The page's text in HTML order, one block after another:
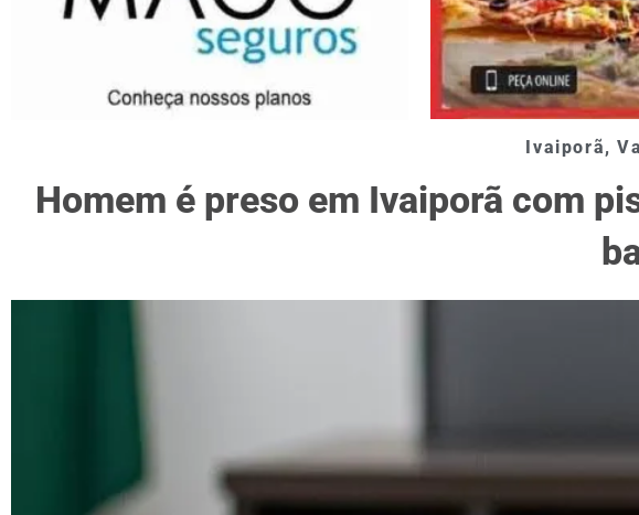
Ivaiporã,
Homem é preso em Ivaiporã com